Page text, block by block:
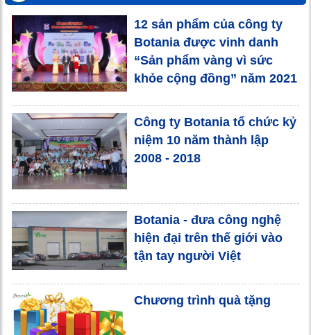
12 sản phẩm của công ty
Botania được vinh danh
“Sản phẩm vàng vì sức
khỏe cộng đồng” năm 2021
Công ty Botania tổ chức kỷ
niệm 10 năm thành lập
2008 - 2018
Botania - đưa công nghệ
hiện đại trên thế giới vào
tận tay người Việt
Chương trình quà tặng